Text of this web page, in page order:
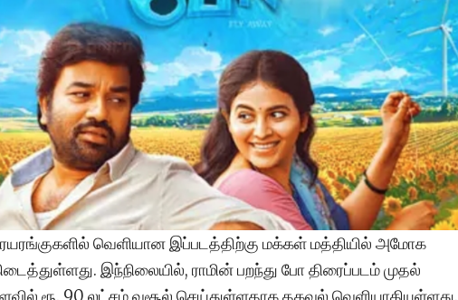
வெளியான இப்படத்திற்கு மக்கள் மத்தியில் அமோக
இந்நிலையில், ராமின் பறந்து போ திரைப்படம் முதல்